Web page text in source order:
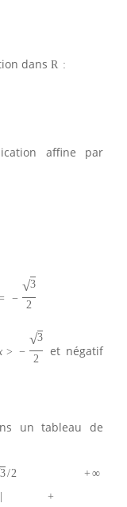
dansR :
affine par
−
√3
2
> −
√3
2
et négatif
un tableau de
3/2 + ∞
+